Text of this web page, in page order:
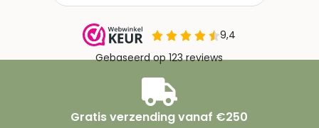
Gratis verzending vanaf €250